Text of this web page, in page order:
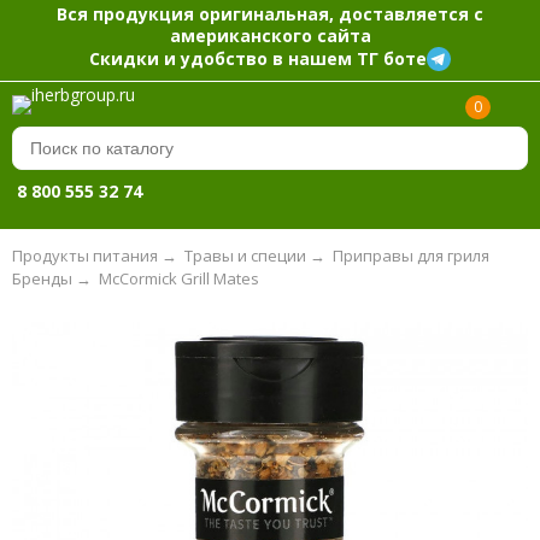
Вся продукция оригинальная, доставляется с
американского сайта
Скидки и удобство в нашем ТГ боте
0
8 800 555 32 74
Продукты питания → Травы и специи → Приправы для гриля
McCormick Grill Mates
Бренды →